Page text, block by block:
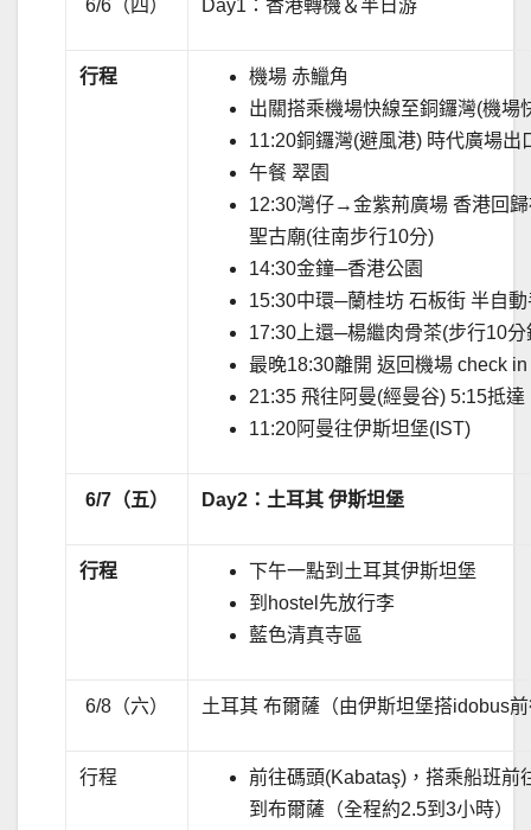
6/6（四） Day1：香港轉機＆半日游
行程
機場 赤鱲角
出關搭乘機場快線至銅鑼灣(機
11:20銅鑼灣(避風港) 時代廣場出
午餐 翠園
12:30灣仔→金紫荊廣場 香港回
聖古廟(往南步行10分)
14:30金鐘─香港公園
15:30中環─蘭桂坊 石板街 半自
17:30上還─楊繼肉骨茶(步行10
最晚18:30離開 返回機場 check in
21:35 飛往阿曼(經曼谷) 5:15抵達
11:20阿曼往伊斯坦堡(IST)
6/7 （五） Day2 ：土耳其 伊斯坦堡
行程
下午一點到土耳其伊斯坦堡
到hostel先放行李
藍色清真寺區
6/8（六） 土耳其 布爾薩（由伊斯坦堡搭idobus
行程
前往碼頭(Kabataş)，搭乘船班前
到布爾薩（全程約2.5到3小時）